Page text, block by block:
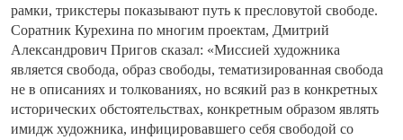
рамки, трикстеры показывают путь к пресловутой свободе.
Соратник Курехина по многим проектам, Дмитрий
Александрович Пригов сказал: «Миссией художника
является свобода, образ свободы, тематизированная свобода
не в описаниях и толкованиях, но всякий раз в конкретных
исторических обстоятельствах, конкретным образом являть
имидж художника, инфицировавшего себя свободой со